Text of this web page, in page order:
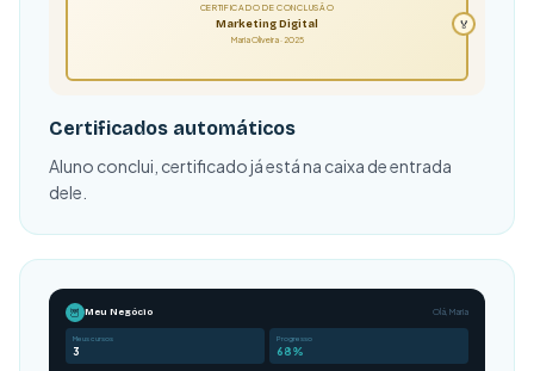
CERTIFICADO DE CONCLUSÃO
Marketing Digital
Maria Oliveira · 2025
🏅
Certificados automáticos
Aluno conclui, certificado já está na caixa de entrada
dele.
🦉 Meu Negócio Olá, Maria
Meus cursos
3
Progresso
68%